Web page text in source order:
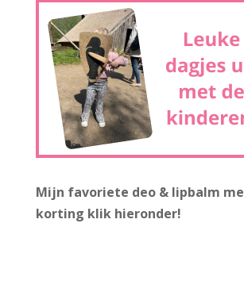
Mijn favoriete deo & lipbalm
korting klik hieronder!